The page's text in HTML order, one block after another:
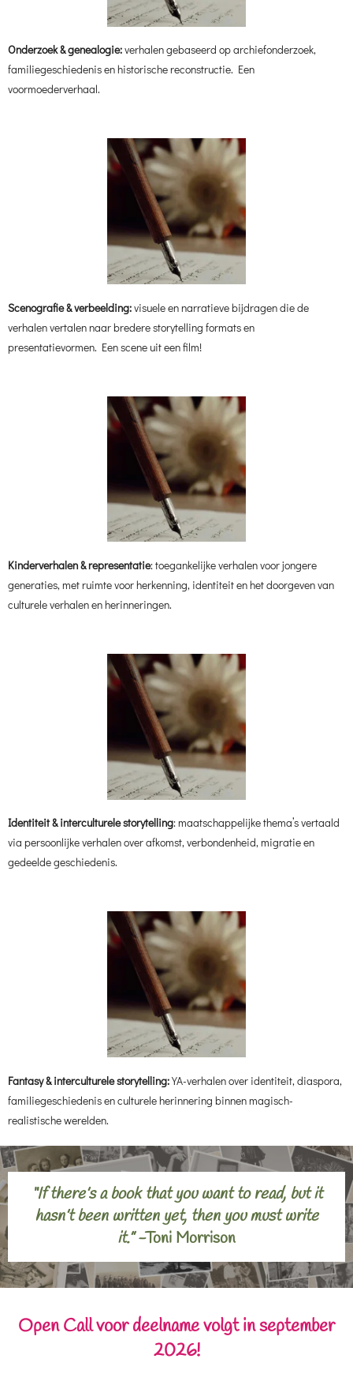
Onderzoek & genealogie:verhalen gebaseerd op archiefonderzoek,
familiegeschiedenis en historische reconstructie. Een
voormoederverhaal.
Scenografie & verbeelding:visuele en narratieve bijdragen die de
verhalen vertalen naar bredere storytelling formats en
presentatievormen. Een scene uit een film!
Kinderverhalen & representatie: toegankelijke verhalen voor jongere
generaties, met ruimte voor herkenning, identiteit en het doorgeven van
culturele verhalen en herinneringen.
Identiteit & interculturele storytelling: maatschappelijke thema’s vertaald
via persoonlijke verhalen over afkomst, verbondenheid, migratie en
gedeelde geschiedenis.
Fantasy & interculturele storytelling:YA-verhalen over identiteit, diaspora,
familiegeschiedenis en culturele herinnering binnen magisch-
realistische werelden.
“If there’s a book that you want to read, but it
hasn’t been written yet, then you must write
it.”-Toni Morrison
Open Call voor deelname volgt in september
2026!